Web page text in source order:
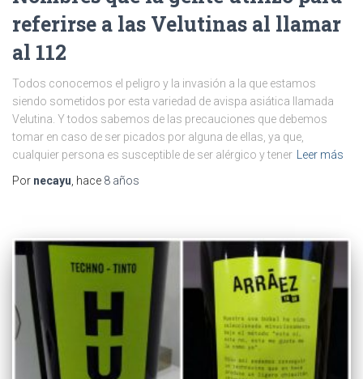
referirse a las Velutinas al llamar
al 112
Todos conocemos el peligro y la invasión a la que estamos
siendo sometidos por esta variedad de avispa asiática llamada
Velutina. Y todos sabemos de las precauciones que debemos
tomar en caso de ser picados por alguna de ellas, ya que,
cualquier persona es susceptible de ser alérgico y tener
Leer más
Por necayu , hace 8 años